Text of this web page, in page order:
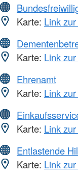
Karte: Link
Karte: Link
Ehrenamt
Karte: Link
Karte: Link
Entlastende
Karte: Link